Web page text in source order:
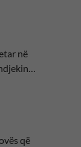
në
që